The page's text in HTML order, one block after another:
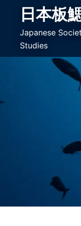
日本板
Japanese
Studies